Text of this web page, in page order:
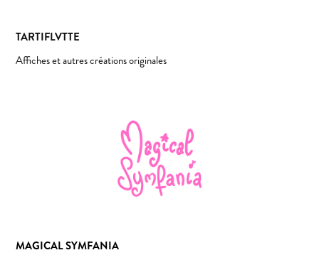
TARTIFLVTTE
Affiches et autres créations originales
MAGICAL SYMFANIA